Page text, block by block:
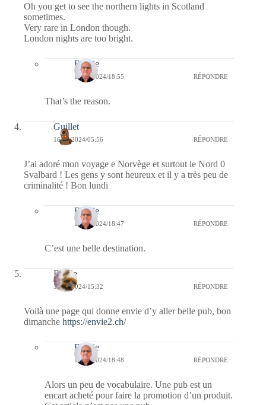
Oh you get to see the northern lights in Scotland
sometimes.
Very rare in London though.
London nights are too bright.
Bernie
17/12/2024/18:55 RÉPONDRE
That’s the reason.
Guillet
16/12/2024/05:56 RÉPONDRE
J’ai adoré mon voyage e Norvège et surtout le Nord 0
Svalbard ! Les gens y sont heureux et il y a très peu de
criminalité ! Bon lundi
Bernie
16/12/2024/18:47 RÉPONDRE
C’est une belle destination.
Renée
15/12/2024/15:32 RÉPONDRE
Voilà une page qui donne envie d’y aller belle pub, bon
dimanche https://envie2.ch/
Bernie
16/12/2024/18:48 RÉPONDRE
Alors un peu de vocabulaire. Une pub est un
encart acheté pour faire la promotion d’un produit.